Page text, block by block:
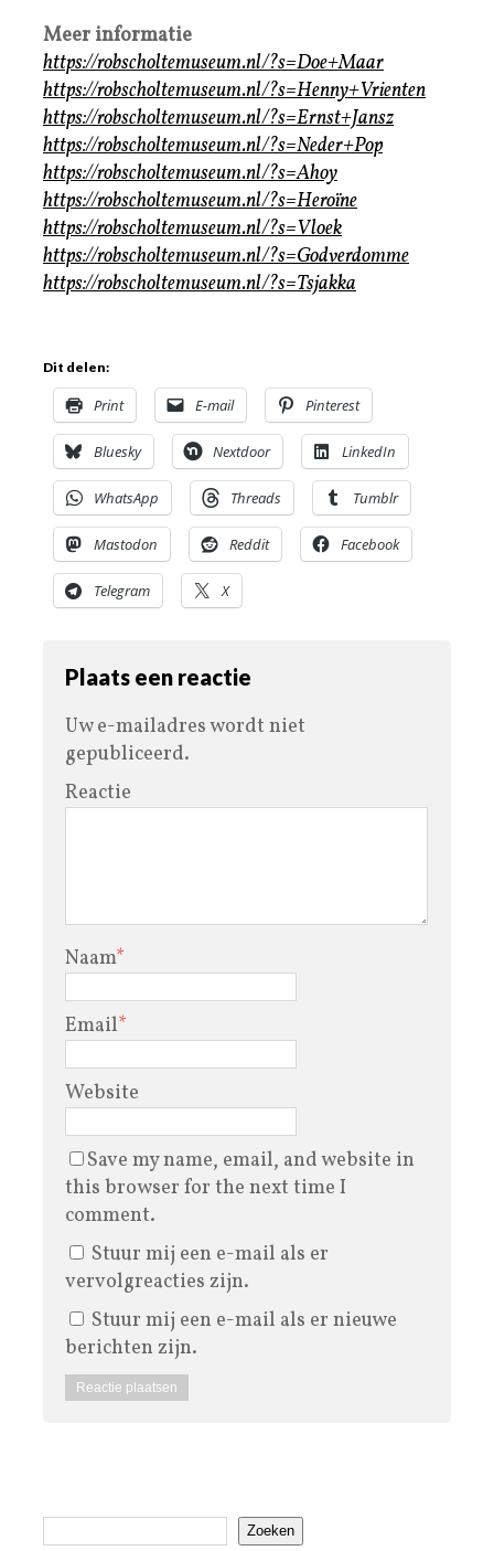
Meer informatie
https://robscholtemuseum.nl/?s=Doe+Maar
https://robscholtemuseum.nl/?s=Henny+Vrienten
https://robscholtemuseum.nl/?s=Ernst+Jansz
https://robscholtemuseum.nl/?s=Neder+Pop
https://robscholtemuseum.nl/?s=Ahoy
https://robscholtemuseum.nl/?s=Heroïne
https://robscholtemuseum.nl/?s=Vloek
https://robscholtemuseum.nl/?s=Godverdomme
https://robscholtemuseum.nl/?s=Tsjakka
Dit delen:
Print E-mail Pinterest
Bluesky Nextdoor LinkedIn
WhatsApp Threads Tumblr
Mastodon Reddit Facebook
Telegram X
Plaats een reactie
Uw e-mailadres wordt niet
gepubliceerd.
Reactie
Naam*
Email*
Website
Save my name, email, and website in
this browser for the next time I
comment.
Stuur mij een e-mail als er
vervolgreacties zijn.
Stuur mij een e-mail als er nieuwe
berichten zijn.
Zoeken